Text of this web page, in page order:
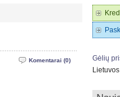
Komentarai (0) Gėlių